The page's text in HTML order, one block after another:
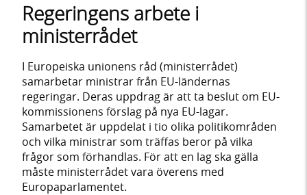
framträder
en
lista
sökförslag
Regeringens arbete i
ministerrådet
I Europeiska unionens råd (ministerrådet)
samarbetar ministrar från EU-ländernas
regeringar. Deras uppdrag är att ta beslut om EU-
kommissionens förslag på nya EU-lagar.
Samarbetet är uppdelat i tio olika politikområden
och vilka ministrar som träffas beror på vilka
frågor som förhandlas. För att en lag ska gälla
måste ministerrådet vara överens med
Europaparlamentet.